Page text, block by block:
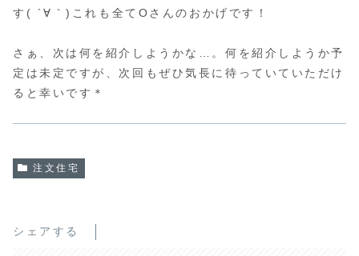
す( ´∀｀)これも全てOさんのおかげです！
さぁ、次は何を紹介しようかな…。何を紹介しようか予
定は未定ですが、次回もぜひ気長に待っていていただけ
ると幸いです＊
注文住宅
シェアする